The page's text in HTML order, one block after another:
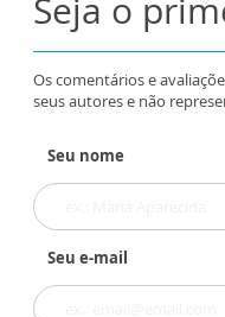
Os comentários e
seus autores e não
Seu nome
Seu e-mail